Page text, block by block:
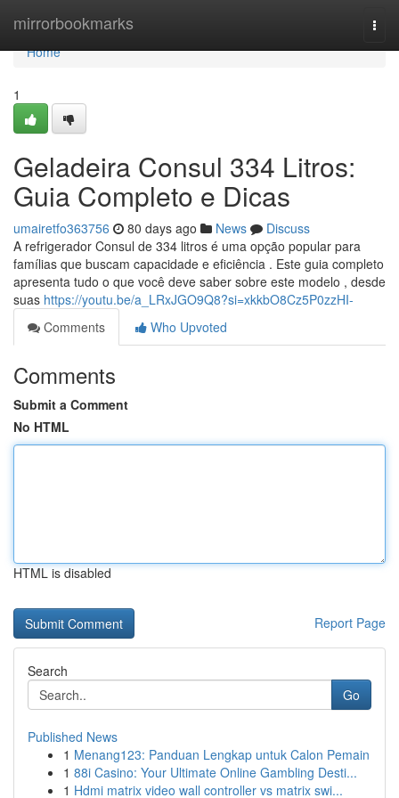
mirrorbookmarks
Home
Home
1
Geladeira Consul 334 Litros:
Guia Completo e Dicas
umairetfo363756 80 days ago News
Discuss
A refrigerador Consul de 334 litros é uma opção popular para
famílias que buscam capacidade e eficiência . Este guia completo
apresenta tudo o que você deve saber sobre este modelo , desde
suas https://youtu.be/a_LRxJGO9Q8?si=xkkbO8Cz5P0zzHI-
Comments
Who Upvoted
Comments
Submit a Comment
No HTML
HTML is disabled
Report Page
Search
Go
Published News
1 Menang123: Panduan Lengkap untuk Calon Pemain
1 88i Casino: Your Ultimate Online Gambling Desti...
1 Hdmi matrix video wall controller vs matrix swi...